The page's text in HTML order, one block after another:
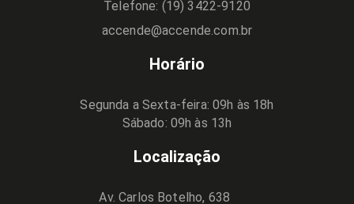
Telefone: (19) 3422-9120
accende@accende.com.br
Horário
Segunda a Sexta-feira: 09h às 18h
Sábado: 09h às 13h
Localização
Av. Carlos Botelho, 638